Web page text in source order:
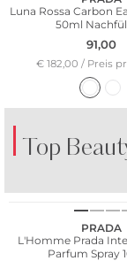
Luna Rossa Carbon
50ml
91,00
€ 182,00 / Preis
Top
SPIRIT OF
PRADA
L'Homme Prada
Parfum Spray